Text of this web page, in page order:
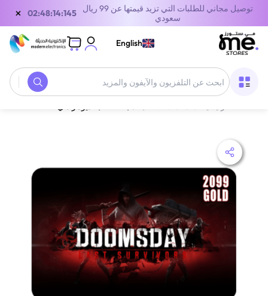
توصيل مجاني للطلبات التي تزيد قيمتها عن 99 ريال
سعودي
02:48:14:145
×
English